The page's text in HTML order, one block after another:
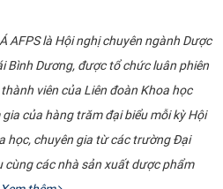
AFPS là Hội nghị chuyên ngành Dược
Bình Dương, được tổ chức luân phiên
viên của Liên đoàn Khoa học
của hàng trăm đại biểu mỗi kỳ Hội
học, chuyên gia từ các trường Đại
cùng các nhà sản xuất dược phẩm